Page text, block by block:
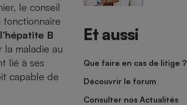
le conseil
B
maladie au
lié à ses
capable de
Et aussi
Que faire en cas de litige ?
Découvrir le forum
Consulter nos Actualités